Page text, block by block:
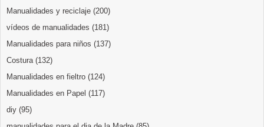
Manualidades y reciclaje (200)
vídeos de manualidades (181)
Manualidades para niños (137)
Costura (132)
Manualidades en fieltro (124)
Manualidades en Papel (117)
diy (95)